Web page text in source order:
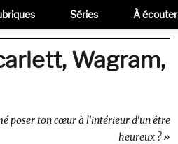
Wagram,
poser ton cœur à l’intérieur d’un être
heureux ? »
Séries À écouter